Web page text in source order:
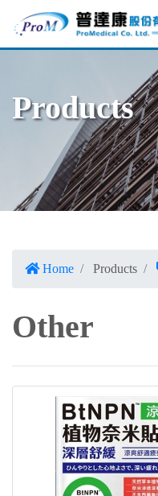
Products
Home Products
Other